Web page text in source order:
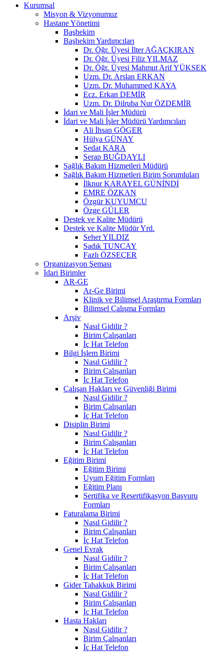
Kurumsal
Misyon & Vizyonumuz
Hastane Yönetimi
Başhekim
Başhekim Yardımcıları
Dr. Öğr. Üyesi İlter AĞAÇKIRAN
Dr. Öğr. Üyesi Filiz YILMAZ
Dr. Öğr. Üyesi Mahmut Arif YÜKSEK
Uzm. Dr. Arslan ERKAN
Uzm. Dr. Muhammed KAYA
Ecz. Erkan DEMİR
Uzm. Dr. Dilruba Nur ÖZDEMİR
İdari ve Mali İşler Müdürü
İdari ve Mali İşler Müdürü Yardımcıları
Ali İhsan GÖGER
Hülya GÜNAY
Sedat KARA
Serap BUĞDAYLI
Sağlık Bakım Hizmetleri Müdürü
Sağlık Bakım Hizmetleri Birim Sorumluları
İlknur KARAYEL GÜNİNDİ
EMRE ÖZKAN
Özgür KUYUMCU
Özge GÜLER
Destek ve Kalite Müdürü
Destek ve Kalite Müdür Yrd.
Seher YILDIZ
Sadık TUNCAY
Fazlı ÖZSEÇER
Organizasyon Şeması
İdari Birimler
AR-GE
Ar-Ge Birimi
Klinik ve Bilimsel Araştırma Formları
Bilimsel Çalışma Formları
Arşiv
Nasıl Gidilir ?
Birim Çalışanları
İç Hat Telefon
Bilgi İşlem Birimi
Nasıl Gidilir ?
Birim Çalışanları
İç Hat Telefon
Çalışan Hakları ve Güvenliği Birimi
Nasıl Gidilir ?
Birim Çalışanları
İç Hat Telefon
Disiplin Birimi
Nasıl Gidilir ?
Birim Çalışanları
İç Hat Telefon
Eğitim Birimi
Eğitim Birimi
Uyum Eğitim Formları
Eğitim Planı
Sertifika ve Resertifikasyon Başvuru
Formları
Faturalama Birimi
Nasıl Gidilir ?
Birim Çalışanları
İç Hat Telefon
Genel Evrak
Nasıl Gidilir ?
Birim Çalışanları
İç Hat Telefon
Gider Tahakkuk Birimi
Nasıl Gidilir ?
Birim Çalışanları
İç Hat Telefon
Hasta Hakları
Nasıl Gidilir ?
Birim Çalışanları
İç Hat Telefon